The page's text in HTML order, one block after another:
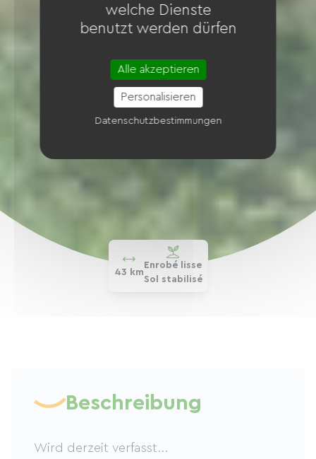
43 km
Enrobé lisse
Sol stabilisé
Beschreibung
Wird derzeit verfasst...
welche Dienste
benutzt werden dürfen
Alle akzeptieren
Personalisieren
Datenschutzbestimmungen